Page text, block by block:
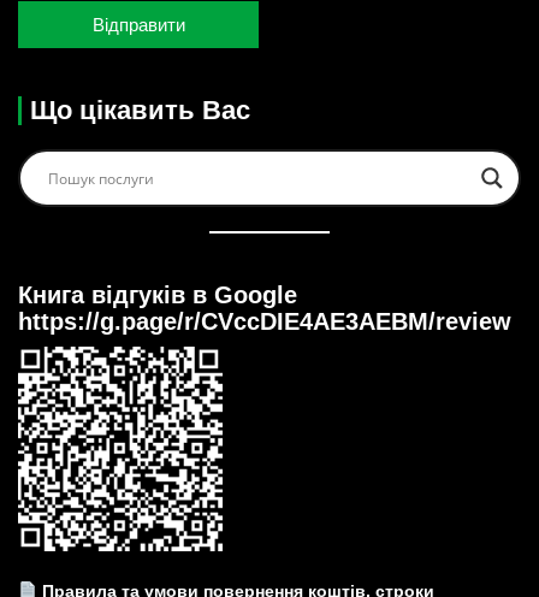
Що цікавить Вас
Книга відгуків в Google
https://g.page/r/CVccDIE4AE3AEBM/review
Правила та умови повернення коштів, строки